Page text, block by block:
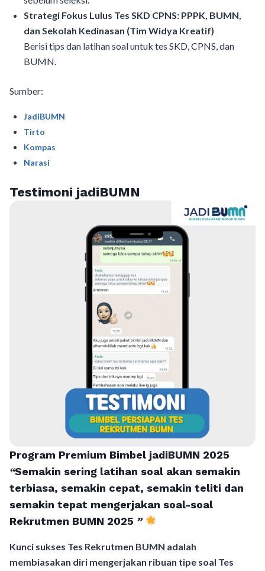
Strategi Fokus Lulus Tes SKD CPNS: PPPK, BUMN,
dan Sekolah Kedinasan (Tim Widya Kreatif)
Berisi tips dan latihan soal untuk tes SKD, CPNS, dan
BUMN.
Sumber:
JadiBUMN
Tirto
Kompas
Narasi
Testimoni jadiBUMN
Program Premium Bimbel jadiBUMN 2025
“Semakin sering latihan soal akan semakin
terbiasa, semakin cepat, semakin teliti dan
semakin tepat mengerjakan soal-soal
Rekrutmen BUMN 2025 ”
Kunci sukses Tes Rekrutmen BUMN adalah
membiasakan diri mengerjakan ribuan tipe soal Tes